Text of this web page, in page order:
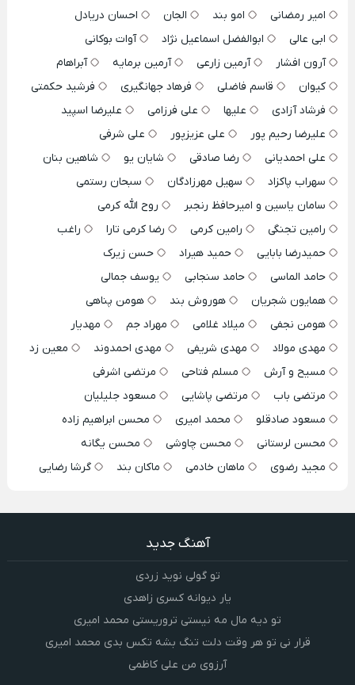
امیر رمضانی
امو بند الجان
احسان دریادل
ابی عالی
ابوالفضل اسماعیل نژاد
آوات بوکانی
آرون افشار
آرمین زارعی آرمین برمایه
آبراهام
کیوان
قاسم فاضلی فرهاد جهانگیری
فرشید حکمتی
فرشاد آزادی
علیها علی فرزامی
علیرضا اسپید
علیرضا رحیم پور
علی عزیزپور
علی شرفی
علی احمدیانی
رضا صادقی شایان یو
شاهین بنان
سهراب پاکزاد
سهیل مهرزادگان
سبحان رستمی
سامان یاسین و امیرحافظ رنجبر
روح الله کرمی
رامین تجنگی
رامین کرمی رضا کرمی تارا
راغب
حمیدرضا بابایی
حمید هیراد
حسن زیرک
حامد الماسی
حامد سنجابی
یوسف جمالی
همایون شجریان
هوروش بند
هومن پناهی
هومن نجفی
میلاد غلامی مهراد جم
مهدیار
مهدی مولاد
مهدی شریفی مهدی احمدوند
معین زد
مسیح و آرش
مسلم فتاحی
مرتضی اشرفی
مرتضی باب
مرتضی پاشایی
مسعود جلیلیان
مسعود صادقلو
محمد امیری
محسن ابراهیم زاده
محسن لرستانی
محسن چاوشی
محسن یگانه
مجید رضوی
ماهان خادمی ماکان بند گرشا رضایی
آهنگ جدید
تو گولی نوید زردی
یار دیوانه کسری زاهدی
تو دیه مال مه نیستی تروریستی محمد امیری
قرار نی تو هر وقت دلت تنگ بشه تکس بدی محمد امیری
آرزوی من علی کاظمی